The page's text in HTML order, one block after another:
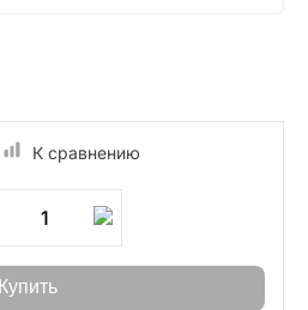
К сравнению
1
Купить